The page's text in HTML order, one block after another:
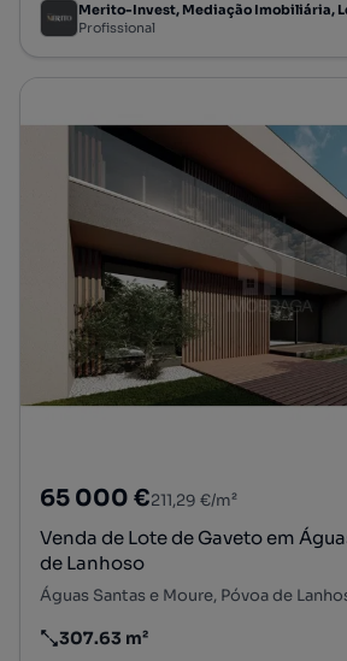
Merito-Invest, Mediação Imobiliária,
Profissional
65 000 €211,29 €/m²
Venda de Lote de Gaveto em
de Lanhoso
Águas Santas e Moure, Póvoa de
Preço por metro quadrado
307.63 m²